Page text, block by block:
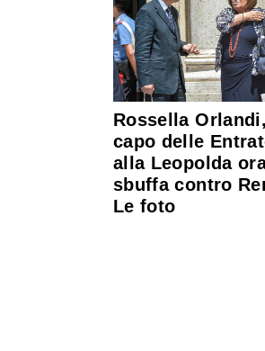
Rossella
capo delle
alla Leopolda
sbuffa contro
Le foto